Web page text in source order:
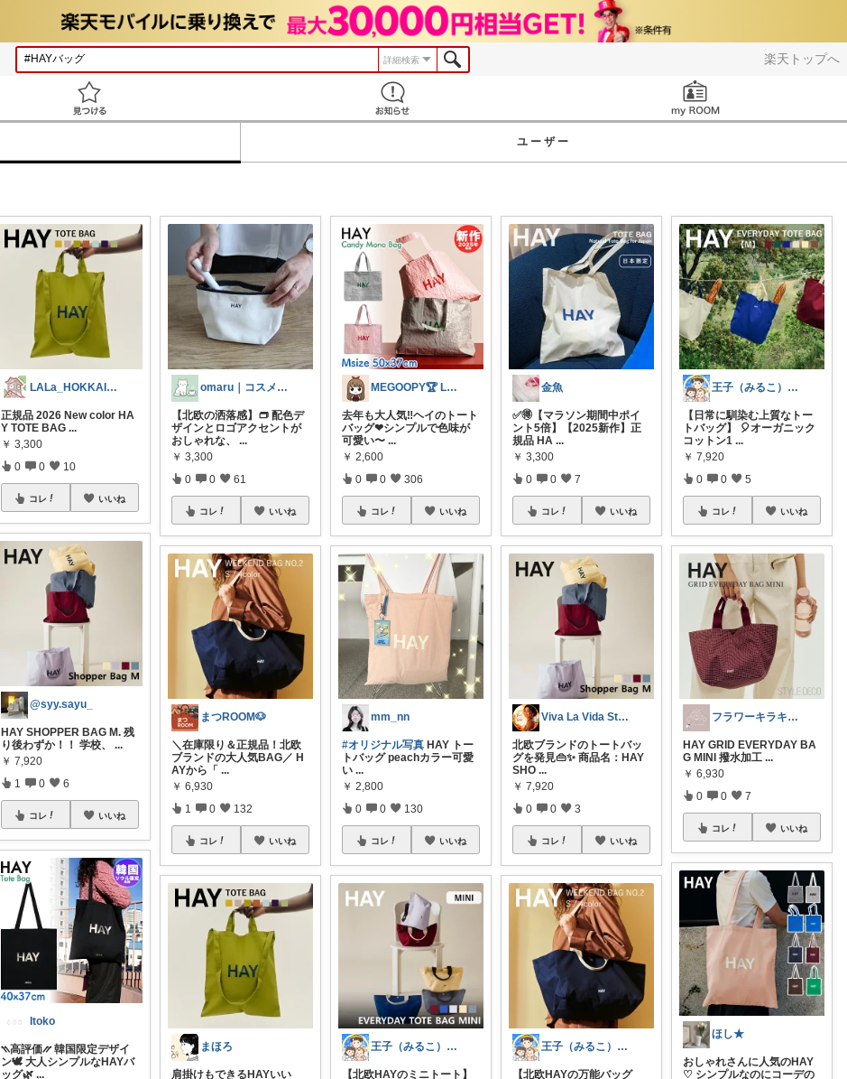
楽天トップへ
詳細検索
ユーザー
LALa_HOKKAIDO北海道移住生活
正規品 2026 New color HA
Y TOTE BAG ...
￥ 3,300
0 0 10
コレ いいね
@syy.sayu_
HAY SHOPPER BAG M. 残
り後わずか！！ 学校、
...
￥ 7,920
1 0 6
コレ いいね
Itoko
⳹高評価⳼ 韓国限定デザイ
ン🕊️ 大人シンプルなHAYバ
ッグ🌿 ...
omaru｜コスメと大人女子の暮らし
【北欧の洒落感】👝 配色デ
ザインとロゴアクセントが
おしゃれな、
...
￥ 3,300
0 0 61
コレ いいね
まつROOM🐶
＼在庫限り＆正規品！北欧
ブランドの大人気BAG／ H
AYから「 ...
￥ 6,930
1 0 132
コレ いいね
まほろ
肩掛けもできるHAYいい
MEGOOPY🏆 LᵒᵛᵉᎽ༠ᐡ❤︎
去年も大人気‼️ヘイのトート
バッグ❤︎シンプルで色味が
可愛い〜 ...
￥ 2,600
0 0 306
コレ いいね
mm_nn
#オリジナル写真 HAY トー
トバッグ peachカラー可愛
い ...
￥ 2,800
0 0 130
コレ いいね
王子（みるこ）👑便利グッズ×QOL向上
【北欧HAYのミニトート】
金魚
✅🉐【マラソン期間中ポイ
ント5倍】【2025新作】正
規品 HA ...
￥ 3,300
0 0 7
コレ いいね
Viva La Vida Studio
北欧ブランドのトートバッ
グを発見👜✨ 商品名：HAY
SHO ...
￥ 7,920
0 0 3
コレ いいね
王子（みるこ）👑便利グッズ×QOL向上
【北欧HAYの万能バッグ
王子（みるこ）👑便利グッズ×QOL向上
【日常に馴染む上質なトー
トバッグ】 🎈オーガニック
コットン1 ...
￥ 7,920
0 0 5
コレ いいね
フラワーキラキラ 𓈒𓏸
HAY GRID EVERYDAY BA
G MINI 撥水加工 ...
￥ 6,930
0 0 7
コレ いいね
ほし★
おしゃれさんに人気のHAY
♡ シンプルなのにコーデの